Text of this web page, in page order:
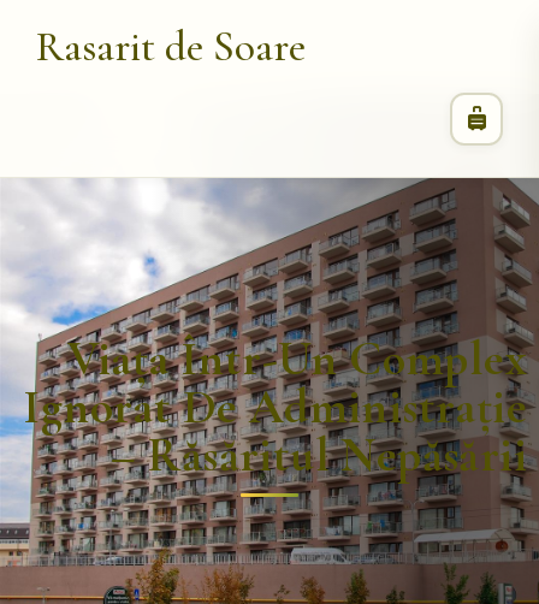
Rasarit de Soare
Viața Într-Un Complex
Ignorat De Administrație
– Răsăritul Nepăsării